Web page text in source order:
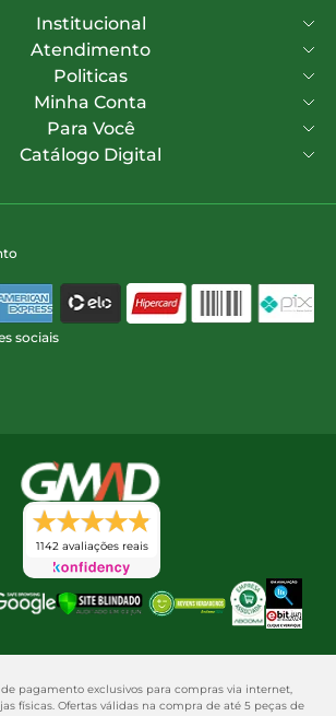
Institucional
Atendimento
Politicas
Minha Conta
Para Você
Catálogo Digital
sociais
1142 avaliações reais
pagamento exclusivos para compras via internet,
físicas. Ofertas válidas na compra de até 5 peças de